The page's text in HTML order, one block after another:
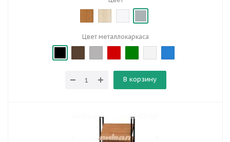
Цвет металлокаркаса
В корзину